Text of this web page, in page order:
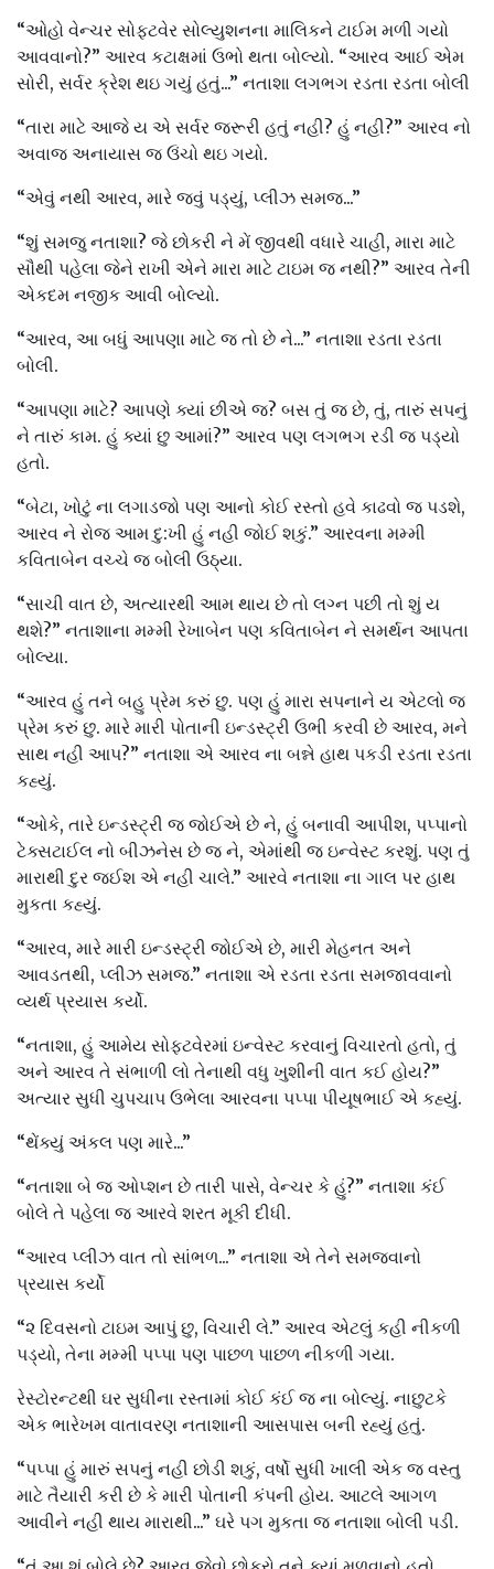
“ઓહો વેન્ચર સોફ્ટવેર સોલ્યુશનના માલિકને ટાઈમ મળી ગયો
આવવાનો?” આરવ કટાક્ષમાં ઉભો થતા બોલ્યો. “આરવ આઈ એમ
સોરી, સર્વર ક્રેશ થઇ ગયું હતું...” નતાશા લગભગ રડતા રડતા બોલી
“તારા માટે આજે ય એ સર્વર જરૂરી હતું નહી? હું નહી?” આરવ નો
અવાજ અનાયાસ જ ઉંચો થઇ ગયો.
“એવું નથી આરવ, મારે જવું પડ્યું, પ્લીઝ સમજ...”
“શું સમજુ નતાશા? જે છોકરી ને મેં જીવથી વધારે ચાહી, મારા માટે
સૌથી પહેલા જેને રાખી એને મારા માટે ટાઇમ જ નથી?” આરવ તેની
એકદમ નજીક આવી બોલ્યો.
“આરવ, આ બધું આપણા માટે જ તો છે ને...” નતાશા રડતા રડતા
બોલી.
“આપણા માટે? આપણે ક્યાં છીએ જ? બસ તું જ છે, તું, તારું સપનું
ને તારું કામ. હું ક્યાં છુ આમાં?” આરવ પણ લગભગ રડી જ પડ્યો
હતો.
“બેટા, ખોટું ના લગાડજો પણ આનો કોઈ રસ્તો હવે કાઢવો જ પડશે,
આરવ ને રોજ આમ દુ:ખી હું નહી જોઈ શકું.” આરવના મમ્મી
કવિતાબેન વચ્ચે જ બોલી ઉઠ્યા.
“સાચી વાત છે, અત્યારથી આમ થાય છે તો લગ્ન પછી તો શું ય
થશે?” નતાશાના મમ્મી રેખાબેન પણ કવિતાબેન ને સમર્થન આપતા
બોલ્યા.
“આરવ હું તને બહુ પ્રેમ કરું છુ. પણ હું મારા સપનાને ય એટલો જ
પ્રેમ કરું છુ. મારે મારી પોતાની ઇન્ડસ્ટ્રી ઉભી કરવી છે આરવ, મને
સાથ નહી આપ?” નતાશા એ આરવ ના બન્ને હાથ પકડી રડતા રડતા
કહ્યું.
“ઓકે, તારે ઇન્ડસ્ટ્રી જ જોઈએ છે ને, હું બનાવી આપીશ, પપ્પાનો
ટેક્સટાઈલ નો બીઝનેસ છે જ ને, એમાંથી જ ઇન્વેસ્ટ કરશું. પણ તું
મારાથી દુર જઈશ એ નહી ચાલે.” આરવે નતાશા ના ગાલ પર હાથ
મુકતા કહ્યું.
“આરવ, મારે મારી ઇન્ડસ્ટ્રી જોઈએ છે, મારી મેહનત અને
આવડતથી, પ્લીઝ સમજ.” નતાશા એ રડતા રડતા સમજાવવાનો
વ્યર્થ પ્રયાસ કર્યો.
“નતાશા, હું આમેય સોફ્ટવેરમાં ઇન્વેસ્ટ કરવાનું વિચારતો હતો, તું
અને આરવ તે સંભાળી લો તેનાથી વધુ ખુશીની વાત કઈ હોય?”
અત્યાર સુધી ચુપચાપ ઉભેલા આરવના પપ્પા પીયૂષભાઈ એ કહ્યું.
“થેંક્યું અંકલ પણ મારે...”
“નતાશા બે જ ઓપ્શન છે તારી પાસે, વેન્ચર કે હું?” નતાશા કંઈ
બોલે તે પહેલા જ આરવે શરત મૂકી દીધી.
“આરવ પ્લીઝ વાત તો સાંભળ...” નતાશા એ તેને સમજવાનો
પ્રયાસ કર્યો
“૨ દિવસનો ટાઇમ આપું છુ, વિચારી લે.” આરવ એટલું કહી નીકળી
પડ્યો, તેના મમ્મી પપ્પા પણ પાછળ પાછળ નીકળી ગયા.
રેસ્ટોરન્ટથી ઘર સુધીના રસ્તામાં કોઈ કંઈ જ ના બોલ્યું. નાછુટકે
એક ભારેખમ વાતાવરણ નતાશાની આસપાસ બની રહ્યું હતું.
“પપ્પા હું મારું સપનું નહી છોડી શકું, વર્ષો સુધી ખાલી એક જ વસ્તુ
માટે તૈયારી કરી છે કે મારી પોતાની કંપની હોય. આટલે આગળ
આવીને નહી થાય મારાથી...” ઘરે પગ મુકતા જ નતાશા બોલી પડી.